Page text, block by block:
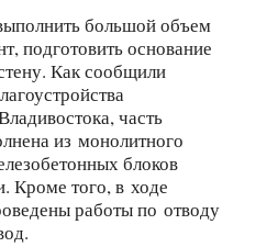
большой объем
подготовить основание
Как сообщили
часть
из монолитного
блоков
Кроме того, в ходе
работы по отводу